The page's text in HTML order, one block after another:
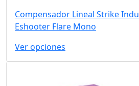
Compensador Lineal Strike
Eshooter Flare Mono
Ver opciones